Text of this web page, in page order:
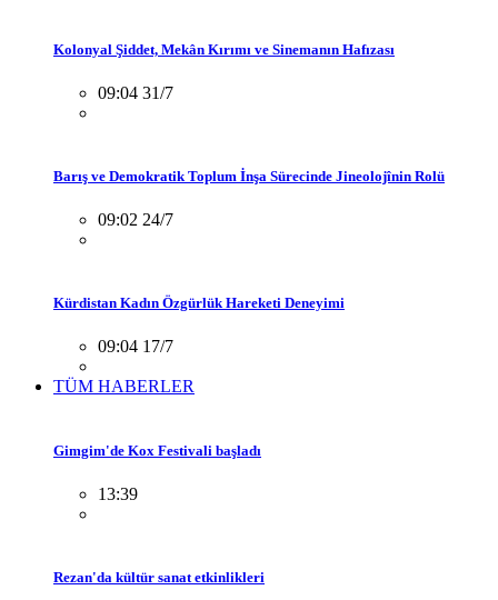
Kolonyal Şiddet, Mekân Kırımı ve Sinemanın Hafızası
09:04 31/7
Barış ve Demokratik Toplum İnşa Sürecinde Jineolojînin Rolü
09:02 24/7
Kürdistan Kadın Özgürlük Hareketi Deneyimi
09:04 17/7
TÜM HABERLER
Gimgim'de Kox Festivali başladı
13:39
Rezan'da kültür sanat etkinlikleri